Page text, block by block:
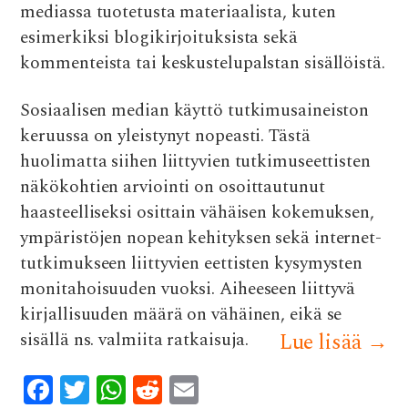
mediassa tuotetusta materiaalista, kuten
esimerkiksi blogikirjoituksista sekä
kommenteista tai keskustelupalstan sisällöistä.
Sosiaalisen median käyttö tutkimusaineiston
keruussa on yleistynyt nopeasti. Tästä
huolimatta siihen liittyvien tutkimuseettisten
näkökohtien arviointi on osoittautunut
haasteelliseksi osittain vähäisen kokemuksen,
ympäristöjen nopean kehityksen sekä internet-
tutkimukseen liittyvien eettisten kysymysten
monitahoisuuden vuoksi. Aiheeseen liittyvä
kirjallisuuden määrä on vähäinen, eikä se
sisällä ns. valmiita ratkaisuja.
Lue lisää →
F T W R